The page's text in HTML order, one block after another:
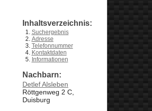
Inhaltsverzeichnis:
Suchergebnis
Adresse
Telefonnummer
Kontaktdaten
Informationen
Nachbarn:
Detlef Alsleben
Röttgenweg 2 C,
Duisburg